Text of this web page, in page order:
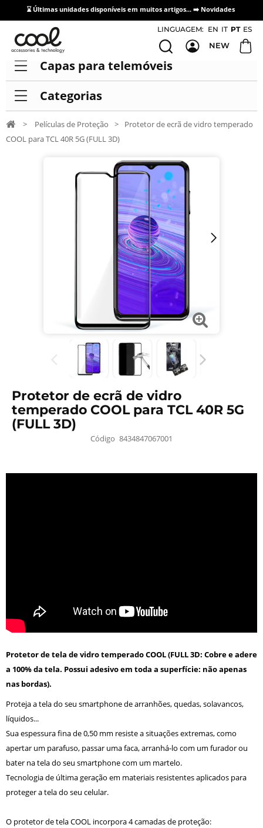
⌛ Últimas unidades disponíveis em muitos artigos... ➡️ Novidades
Acesso / Cadastro de Distribuidores
LINGUAGEM: EN IT PT ES
NEW
Capas para telemóveis
Categorias
> Películas de Proteção >
Protetor de ecrã de vidro temperado
COOL para TCL 40R 5G (FULL 3D)
Protetor de ecrã de vidro
temperado COOL para TCL 40R 5G
(FULL 3D)
Código 8434847067001
Protetor de tela de vidro temperado COOL (FULL 3D: Cobre e adere
a 100% da tela. Possui adesivo em toda a superfície: não apenas
nas bordas).
Proteja a tela do seu smartphone de arranhões, quedas, solavancos,
líquidos...
Sua espessura fina de 0,50 mm resiste a situações extremas, como
apertar um parafuso, passar uma faca, arranhá-lo com um furador ou
bater na tela do seu smartphone com um martelo.
Tecnologia de última geração em materiais resistentes aplicados para
proteger a tela do seu celular.
O protetor de tela COOL incorpora 4 camadas de proteção: